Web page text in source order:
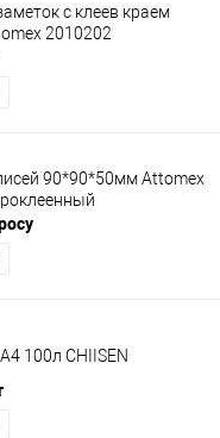
с клеев краем
2010202
90*90*50мм Attomex
100л CHIISEN